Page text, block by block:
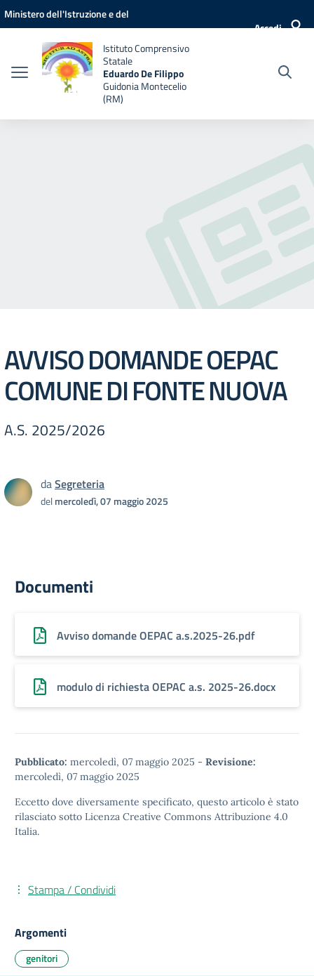
Vai ai contenuti
Vai al menu di navigazione
Vai al footer
Ministero dell'Istruzione e del
Accedi
Istituto Comprensivo
Statale
Eduardo De Filippo
Guidonia Montecelio
(RM)
AVVISO DOMANDE OEPAC
COMUNE DI FONTE NUOVA
A.S. 2025/2026
daSegreteria
delmercoledì, 07 maggio 2025
Documenti
Avviso domande OEPAC a.s.2025-26.pdf
modulo di richiesta OEPAC a.s. 2025-26.docx
Pubblicato: mercoledì, 07 maggio 2025 - Revisione:
mercoledì, 07 maggio 2025
Eccetto dove diversamente specificato, questo articolo è stato
rilasciato sotto Licenza Creative Commons Attribuzione 4.0
Italia.
Stampa / Condividi
Argomenti
genitori